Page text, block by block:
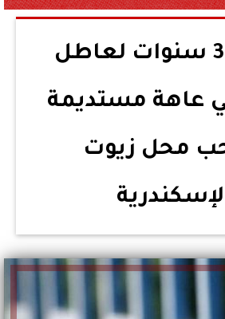
السجن 3 سنوات لعاطل
عاهة مستديمة
محل زيوت